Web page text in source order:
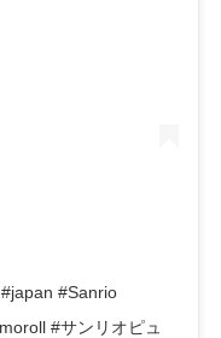
ㅤㅤㅤㅤㅤㅤㅤㅤ ㅤㅤㅤㅤㅤㅤㅤㅤㅤㅤㅤㅤㅤ ㅤㅤㅤㅤㅤㅤㅤㅤㅤㅤㅤㅤㅤ #fashion #fashionpost #japan #Sanrio
#サンリオピュ